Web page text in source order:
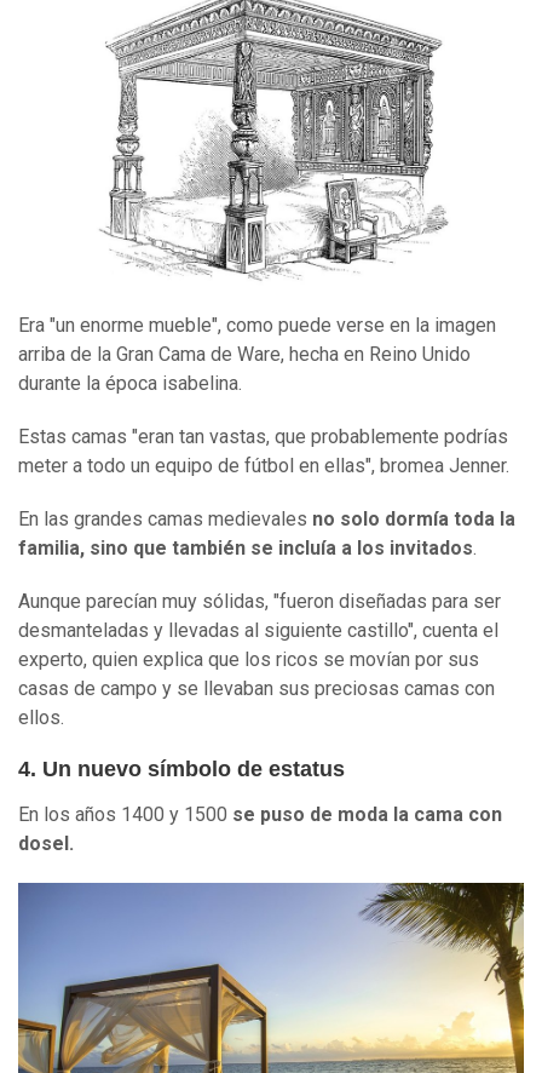
Era "un enorme mueble", como puede verse en la imagen
arriba de la Gran Cama de Ware, hecha en Reino Unido
durante la época isabelina.
Estas camas "eran tan vastas, que probablemente podrías
meter a todo un equipo de fútbol en ellas", bromea Jenner.
En las grandes camas medievales no solo dormía toda la
familia, sino que también se incluía a los invitados.
Aunque parecían muy sólidas, "fueron diseñadas para ser
desmanteladas y llevadas al siguiente castillo", cuenta el
experto, quien explica que los ricos se movían por sus
casas de campo y se llevaban sus preciosas camas con
ellos.
4. Un nuevo símbolo de estatus
En los años 1400 y 1500 se puso de moda la cama con
dosel.